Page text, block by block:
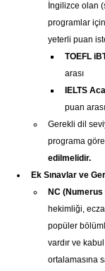
İngilizce olan
programlar
yeterli puan
TOEFL
arası
IELTS
puan arası
Gerekli dil
programa
edilmelidir.
Ek Sınavlar ve
NC
hekimliği,
popüler
vardır ve
ortalamasına